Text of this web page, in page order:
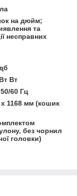
на дюйм;
та
несправних
Вт
60 Гц
x 1168 мм (кошик
без чорнил
головки)